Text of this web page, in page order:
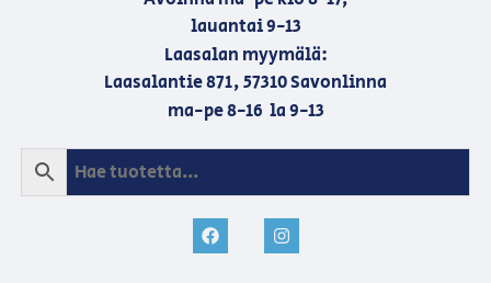
lauantai 9-13
Laasalan myymälä:
Laasalantie 871, 57310 Savonlinna
ma-pe 8-16 la 9-13